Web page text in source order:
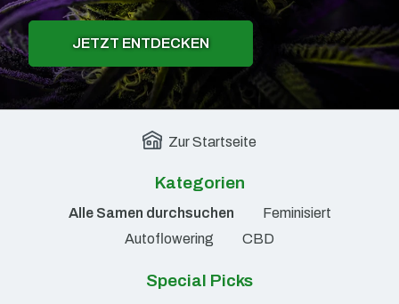
JETZT ENTDECKEN
Zur Startseite
Kategorien
Alle Samen durchsuchen
Feminisiert
Autoflowering
CBD
Special Picks